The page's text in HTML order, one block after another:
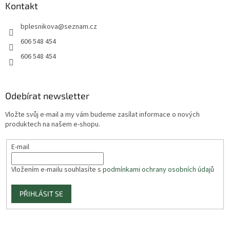
Kontakt
bplesnikova@seznam.cz
606 548 454
606 548 454
Odebírat newsletter
Vložte svůj e-mail a my vám budeme zasílat informace o nových
produktech na našem e-shopu.
E-mail
Vložením e-mailu souhlasíte s podmínkami ochrany osobních údajů
PŘIHLÁSIT SE